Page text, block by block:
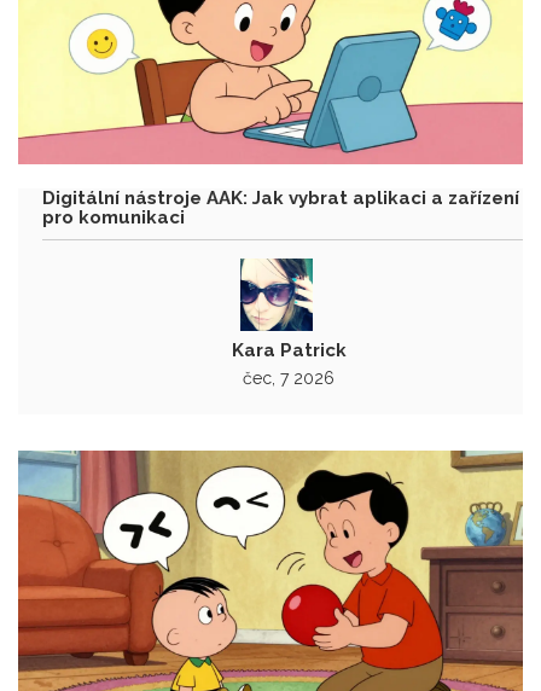
Digitální nástroje AAK: Jak vybrat aplikaci a zařízení
pro komunikaci
Kara Patrick
čec, 7 2026